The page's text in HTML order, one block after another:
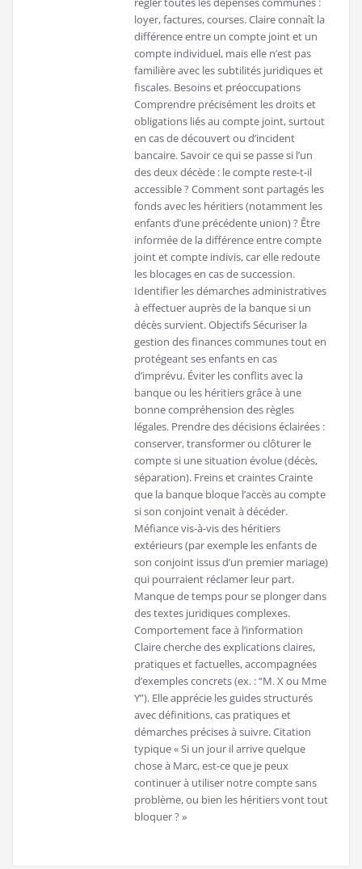
loyer, factures, courses. Claire connaît la
différence entre un compte joint et un
compte individuel, mais elle n’est pas
familière avec les subtilités juridiques et
fiscales. Besoins et préoccupations
Comprendre précisément les droits et
obligations liés au compte joint, surtout
en cas de découvert ou d’incident
bancaire. Savoir ce qui se passe si l’un
des deux décède : le compte reste-t-il
accessible ? Comment sont partagés les
fonds avec les héritiers (notamment les
enfants d’une précédente union) ? Être
informée de la différence entre compte
joint et compte indivis, car elle redoute
les blocages en cas de succession.
Identifier les démarches administratives
à effectuer auprès de la banque si un
décès survient. Objectifs Sécuriser la
gestion des finances communes tout en
protégeant ses enfants en cas
d’imprévu. Éviter les conflits avec la
banque ou les héritiers grâce à une
bonne compréhension des règles
légales. Prendre des décisions éclairées :
conserver, transformer ou clôturer le
compte si une situation évolue (décès,
séparation). Freins et craintes Crainte
que la banque bloque l’accès au compte
si son conjoint venait à décéder.
Méfiance vis-à-vis des héritiers
extérieurs (par exemple les enfants de
son conjoint issus d’un premier mariage)
qui pourraient réclamer leur part.
Manque de temps pour se plonger dans
des textes juridiques complexes.
Comportement face à l’information
Claire cherche des explications claires,
pratiques et factuelles, accompagnées
d’exemples concrets (ex. : “M. X ou Mme
Y”). Elle apprécie les guides structurés
avec définitions, cas pratiques et
démarches précises à suivre. Citation
typique « Si un jour il arrive quelque
chose à Marc, est-ce que je peux
continuer à utiliser notre compte sans
problème, ou bien les héritiers vont tout
bloquer ? »